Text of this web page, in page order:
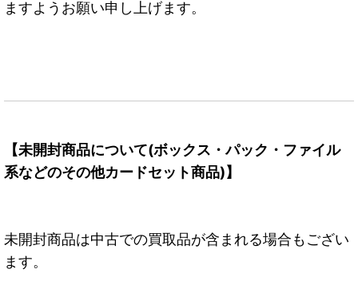
ますようお願い申し上げます。
【未開封商品について(ボックス・パック・ファイル
系などのその他カードセット商品)】
未開封商品は中古での買取品が含まれる場合もござい
ます。